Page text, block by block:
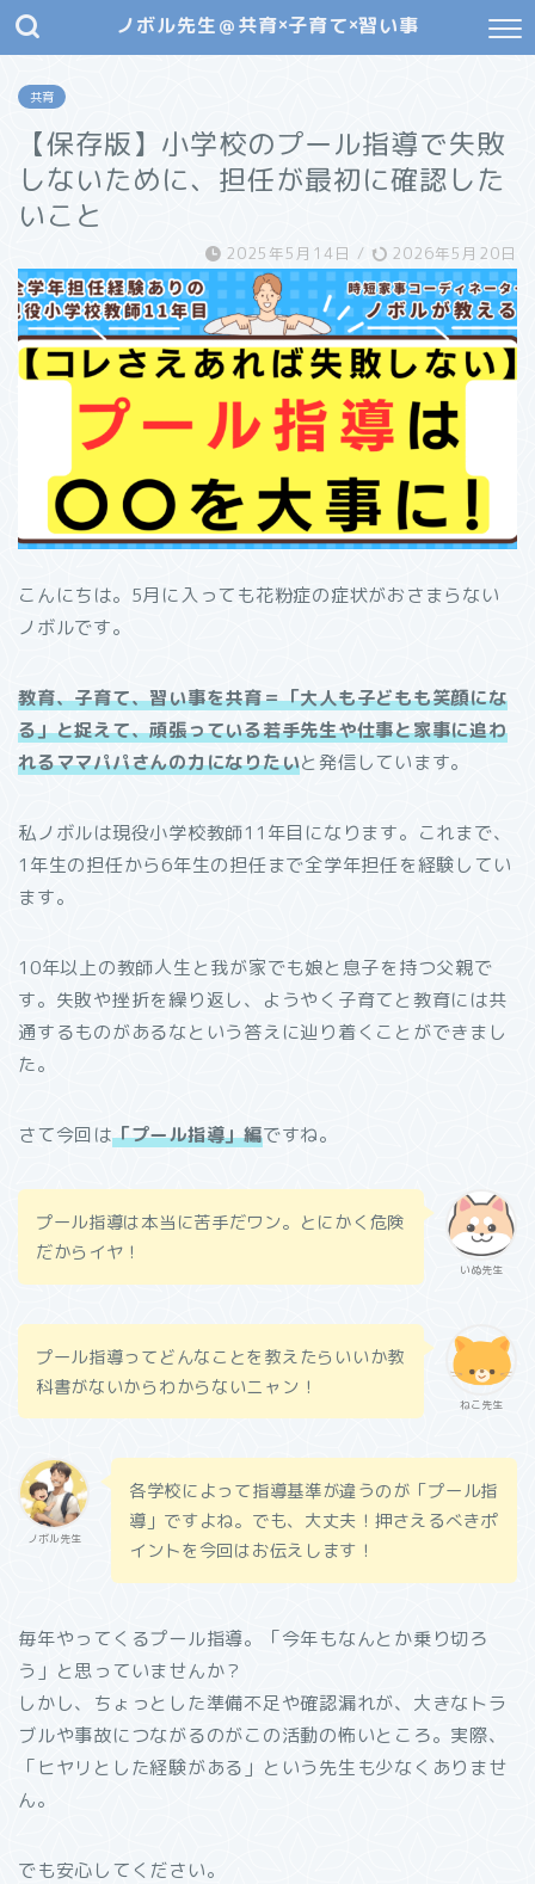
ノボル先生＠共育×子育て×習い事
共育
【保存版】小学校のプール指導で失敗
しないために、担任が最初に確認した
いこと
2025年5月14日 / 2026年5月20日
こんにちは。5月に入っても花粉症の症状がおさまらない
ノボルです。
教育、子育て、習い事を共育＝「大人も子どもも笑顔にな
る」と捉えて、頑張っている若手先生や仕事と家事に追わ
れるママパパさんの力になりたいと発信しています。
私ノボルは現役小学校教師11年目になります。これまで、
1年生の担任から6年生の担任まで全学年担任を経験してい
ます。
10年以上の教師人生と我が家でも娘と息子を持つ父親で
す。失敗や挫折を繰り返し、ようやく子育てと教育には共
通するものがあるなという答えに辿り着くことができまし
た。
さて今回は「プール指導」編ですね。
いぬ先生
プール指導は本当に苦手だワン。とにかく危険
だからイヤ！
ねこ先生
プール指導ってどんなことを教えたらいいか教
科書がないからわからないニャン！
ノボル先生
各学校によって指導基準が違うのが「プール指
導」ですよね。でも、大丈夫！押さえるべきポ
イントを今回はお伝えします！
毎年やってくるプール指導。「今年もなんとか乗り切ろ
う」と思っていませんか？
しかし、ちょっとした準備不足や確認漏れが、大きなトラ
ブルや事故につながるのがこの活動の怖いところ。実際、
「ヒヤリとした経験がある」という先生も少なくありませ
ん。
でも安心してください。